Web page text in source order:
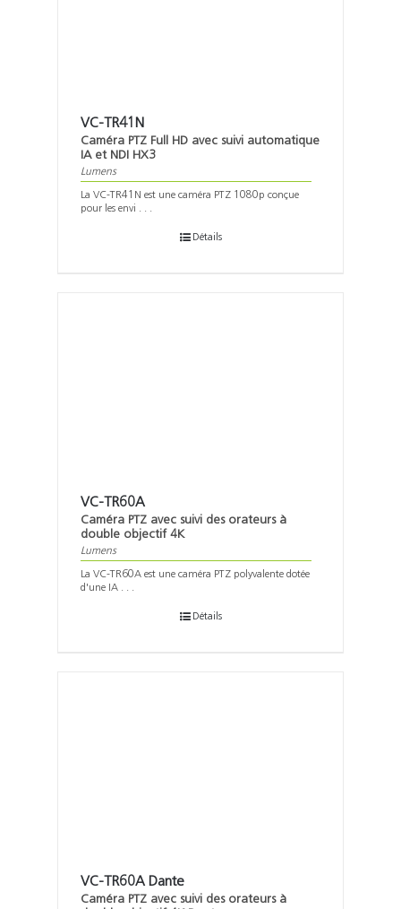
VC-TR41N
Caméra PTZ Full HD avec suivi automatique
IA et NDI HX3
Lumens
La VC-TR41N est une caméra PTZ 1080p conçue
pour les envi . . .
Détails
VC-TR60A
Caméra PTZ avec suivi des orateurs à
double objectif 4K
Lumens
La VC-TR60A est une caméra PTZ polyvalente dotée
d'une IA . . .
Détails
VC-TR60A Dante
Caméra PTZ avec suivi des orateurs à